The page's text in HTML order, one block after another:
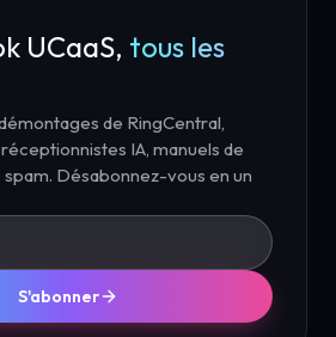
UCaaS, tous les
de RingCentral,
IA, manuels de
Désabonnez-vous en un
S'abonner